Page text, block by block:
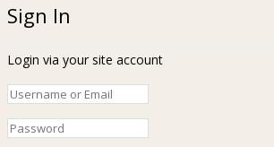
Sign In
Login via your site account